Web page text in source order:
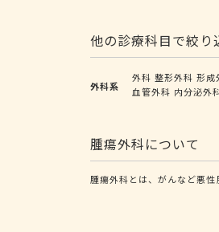
他の診療科目で絞り
外科系
外科 整形外科 形成
血管外科 内分泌外
腫瘍外科について
腫瘍外科とは、がんなど悪性